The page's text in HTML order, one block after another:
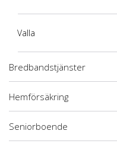
Valla
Bredbandstjänster
Hemförsäkring
Seniorboende